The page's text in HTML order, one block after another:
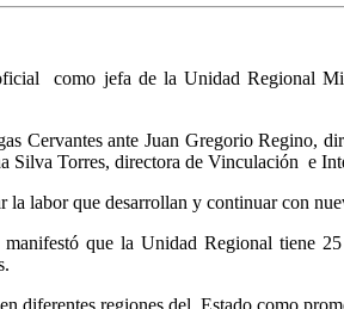
como jefa de la Unidad Regional
Cervantes ante Juan Gregorio Regino,
Silva Torres, directora de Vinculación e
la labor que desarrollan y continuar con
que la Unidad Regional tiene
regiones del Estado como